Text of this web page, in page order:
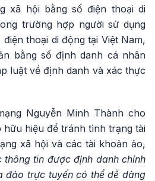
xã hội bằng số điện thoại di
trường hợp người sử dụng
thoại di động tại Việt Nam,
bằng số định danh cá nhân
luật về định danh và xác thực
Nguyễn Minh Thành cho
hữu hiệu để tránh tình trạng tài
xã hội và các tài khoản ảo,
thông tin được định danh chính
đảo trực tuyến có thể dễ dàng